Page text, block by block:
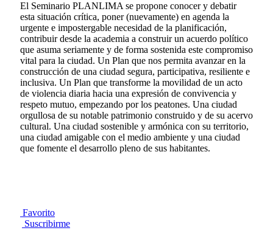
El Seminario PLANLIMA se propone conocer y debatir
esta situación crítica, poner (nuevamente) en agenda la
urgente e impostergable necesidad de la planificación,
contribuir desde la academia a construir un acuerdo político
que asuma seriamente y de forma sostenida este compromiso
vital para la ciudad. Un Plan que nos permita avanzar en la
construcción de una ciudad segura, participativa, resiliente e
inclusiva. Un Plan que transforme la movilidad de un acto
de violencia diaria hacia una expresión de convivencia y
respeto mutuo, empezando por los peatones. Una ciudad
orgullosa de su notable patrimonio construido y de su acervo
cultural. Una ciudad sostenible y armónica con su territorio,
una ciudad amigable con el medio ambiente y una ciudad
que fomente el desarrollo pleno de sus habitantes.
Favorito
Suscribirme